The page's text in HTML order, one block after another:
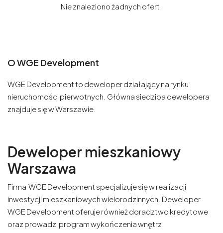
Nie znaleziono żadnych ofert.
O WGE Development
WGE Development to deweloper działający na rynku
nieruchomości pierwotnych. Główna siedziba dewelopera
znajduje się w Warszawie.
Deweloper mieszkaniowy
Warszawa
Firma WGE Development specjalizuje się w realizacji
inwestycji mieszkaniowych wielorodzinnych. Deweloper
WGE Development oferuje również doradztwo kredytowe
oraz prowadzi program wykończenia wnętrz.